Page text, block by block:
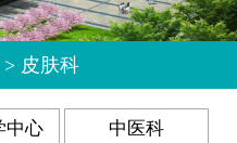
> 皮肤科
中心 中医科